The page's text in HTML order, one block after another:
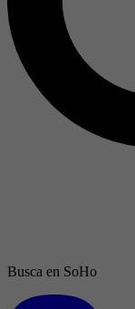
Busca en SoHo